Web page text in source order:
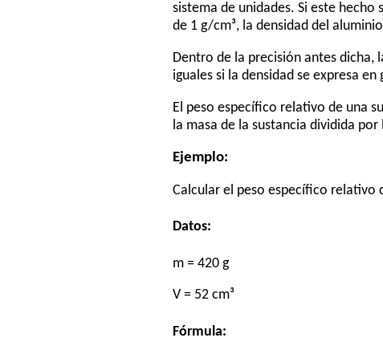
sistema de unidades. Si este hecho
de 1 g/cm³, la densidad del
Dentro de la precisión antes dicha,
iguales si la densidad se expresa en
El peso específico relativo de una
la masa de la sustancia dividida
Ejemplo:
Calcular el peso específico relativo
Datos:
m = 420 g
V = 52 cm³
Fórmula: